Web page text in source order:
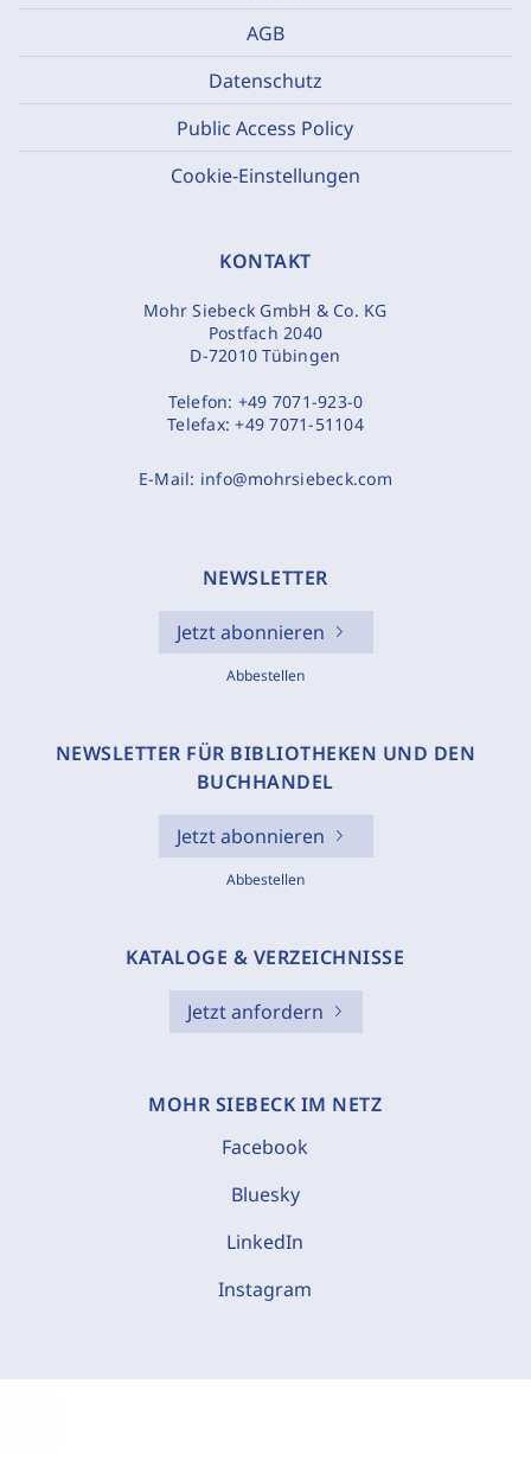
AGB
Datenschutz
Public Access Policy
Cookie-Einstellungen
KONTAKT
Mohr Siebeck GmbH & Co. KG
Postfach 2040
D-72010 Tübingen
Telefon: +49 7071-923-0
Telefax:+49 7071-51104
E-Mail: info@mohrsiebeck.com
NEWSLETTER
Jetzt abonnieren
Abbestellen
NEWSLETTER FÜR BIBLIOTHEKEN UND DEN
BUCHHANDEL
Jetzt abonnieren
Abbestellen
KATALOGE & VERZEICHNISSE
Jetzt anfordern
MOHR SIEBECK IM NETZ
Facebook
Bluesky
LinkedIn
Instagram